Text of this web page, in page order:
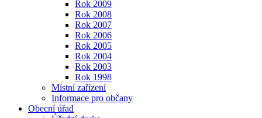
Rok 2009
Rok 2008
Rok 2007
Rok 2006
Rok 2005
Rok 2004
Rok 2003
Rok 1998
Místní zařízení
Informace pro občany
Obecní úřad